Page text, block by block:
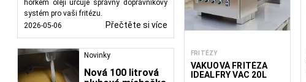
horkém oleji určuje správný dopravníkový
systém pro vaši fritézu.
2026-05-06
Přečtěte si více
Novinky
Nová 100 litrová
FRITÉZY
VAKUOVÁ FRITÉZA
IDEALFRY VAC 20L